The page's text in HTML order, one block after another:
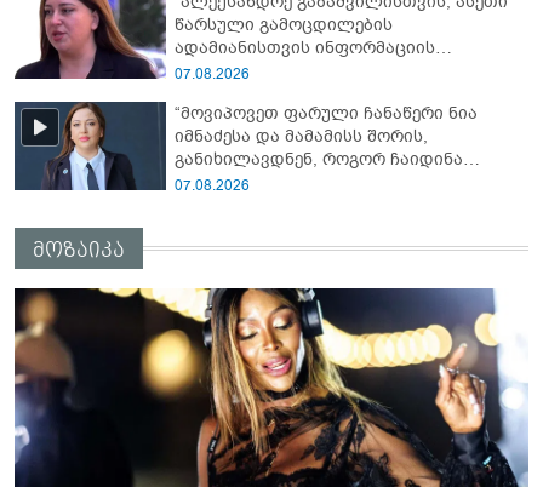
დეტალებზე საუბრობს გიგა ავალიანის
საქმის პროკურორი?
წარსული გამოცდილების
ადამიანისთვის ინფორმაციის
მიწოდება, რომ მასწავლებელი
ფაქტობრივად, წაქეზება იყო” -
პროკურორი ნია იმნაძეზე
07.08.2026
“მოვიპოვეთ ფარული ჩანაწერი ნია
იმნაძესა და მამამისს შორის,
განიხილავდნენ, როგორ ჩაიდინა
გაბაშვილმა დანაშაული” - რას ამბობს
07.08.2026
მოზაიკა